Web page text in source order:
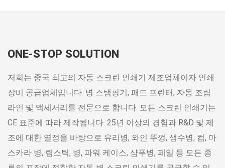
ONE-STOP SOLUTION
저희는 중국 최고의 자동 스크린 인쇄기 제조업체이자 인쇄
장비 공급업체입니다. 병 스탬핑기, 패드 프린터, 자동 조립
라인 및 액세서리를 전문으로 합니다. 모든 스크린 인쇄기는
CE 표준에 따라 제작됩니다. 25년 이상의 경험과 R&D 및 제
조에 대한 열정을 바탕으로 유리병, 와인 뚜껑, 생수병, 컵, 마
스카라 병, 립스틱, 병, 파워 케이스, 샴푸병, 페일 등 모든 종